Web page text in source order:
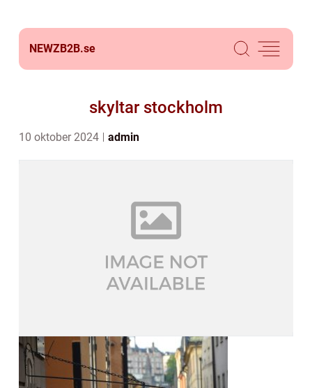
NEWZB2B.se
skyltar stockholm
10 oktober 2024 admin